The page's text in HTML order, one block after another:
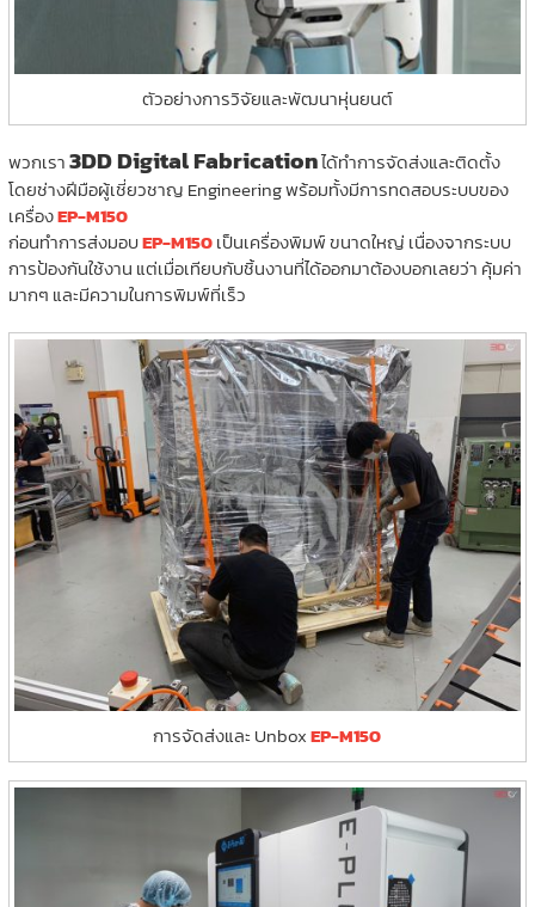
ตัวอย่างการวิจัยและพัฒนาหุ่นยนต์
พวกเรา3DD Digital Fabricationได้ทำการจัดส่งและติดตั้ง
โดยช่างฝีมือผู้เชี่ยวชาญ Engineering พร้อมทั้งมีการทดสอบระบบของ
เครื่องEP-M150
ก่อนทำการส่งมอบEP-M150เป็นเครื่องพิมพ์ ขนาดใหญ่ เนื่องจากระบบ
การป้องกันใช้งาน แต่เมื่อเทียบกับชิ้นงานที่ได้ออกมาต้องบอกเลยว่า คุ้มค่า
มากๆ และมีความในการพิมพ์ที่เร็ว
การจัดส่งและ UnboxEP-M150